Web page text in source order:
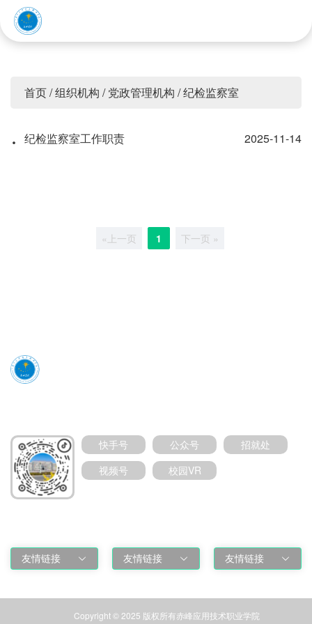
首页/组织机构 /党政管理机构 /纪检监察室
2025-11-14
· 纪检监察室工作职责
«上一页 1 下一页 »
快手号 公众号
招就处
视频号
校园VR
友情链接 友情链接 友情链接
Copyright © 2025 版权所有赤峰应用技术职业学院